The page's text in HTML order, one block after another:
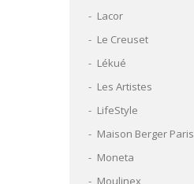
Lacor
Le Creuset
Lékué
Les Artistes
LifeStyle
Maison Berger Paris
Moneta
Moulinex